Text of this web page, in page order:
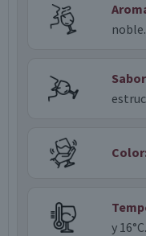
noble.
y 16°C.